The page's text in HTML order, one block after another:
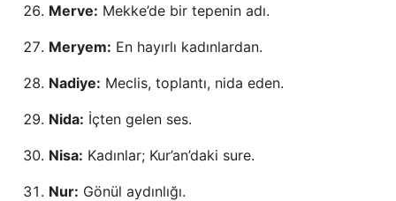
Merve: Mekke’de bir tepenin adı.
Meryem: En hayırlı kadınlardan.
Nadiye: Meclis, toplantı, nida eden.
Nida: İçten gelen ses.
Nisa: Kadınlar; Kur’an’daki sure.
Nur: Gönül aydınlığı.